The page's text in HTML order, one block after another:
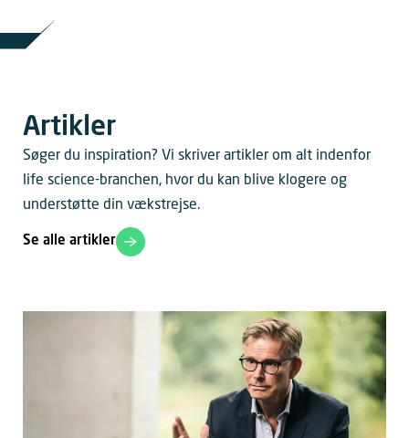
Artikler
Søger du inspiration? Vi skriver artikler om alt indenfor
life science-branchen, hvor du kan blive klogere og
understøtte din vækstrejse.
Se alle artikler